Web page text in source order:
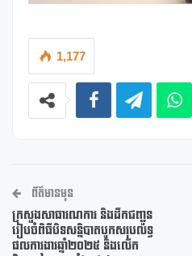
1,177
ព័ត៌មានមុន
ក្រសួងសាធារណការ និងដឹកជញ្ជូន
រៀបចំពិធីបិទសន្និបាតបូកសរុបលទ្ធ
ផលការងារឆ្នាំ២០២៥ និងលើក